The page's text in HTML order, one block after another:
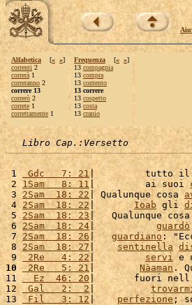
Alfabetica [« »]
correnti 2
correrà 1
correranno 2
correre 13
correrò 2
correte 1
correttamente 1
Frequenza [« »]
13 compagnia
13 compra
13 contento
13 correre
13 cospetto
13 costa
13 cranio
Libro Cap.:Versetto
1 Gdc   7: 21 |         tutto il
2 1Sam   8: 11 |         ai suoi
3 2Sam  18: 22 | Qualunque cosa
4 2Sam  18: 22| Ioab gli
5 2Sam  18: 23 |   Qualunque cosa
6 2Sam  18: 24 | guardò
7 2Sam  18: 26| guardiano :
8 2Sam  18: 27 | sentinella
9 2Re   4: 22| servi e
10
2Re   5: 21 | Nàaman.
11
  Ez  46: 20
|       fuori
12
Gal   2:  2 |
13
Fil   3: 12| perfezione ;